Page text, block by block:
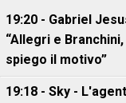
19:20 - Gabriel
“Allegri e
spiego il motivo”
19:18 - Sky -